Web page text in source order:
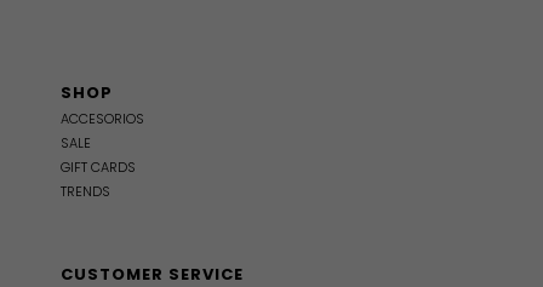
SHOP
ACCESORIOS
SALE
GIFT CARDS
TRENDS
CUSTOMER SERVICE